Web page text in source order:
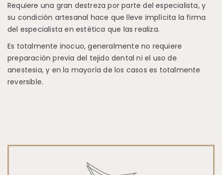
Requiere una gran destreza por parte del especialista, y
su condición artesanal hace que lleve implícita la firma
del especialista en estética que las realiza.
Es totalmente inocuo, generalmente no requiere
preparación previa del tejido dental ni el uso de
anestesia, y en la mayoría de los casos es totalmente
reversible.